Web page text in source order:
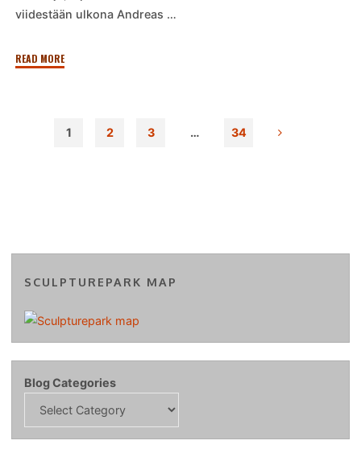
viidestään ulkona Andreas …
READ MORE"Project
1 2 3 … 34
SCULPTUREPARK MAP
Blog Categories